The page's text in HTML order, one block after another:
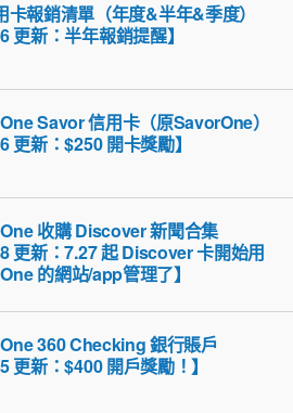
卡報銷清單（年度&半年&季度）
更新：半年報銷提醒】
Savor 信用卡（原SavorOne）
更新：$250 開卡獎勵】
收購 Discover 新聞合集
更新：7.27 起 Discover 卡開始用
的網站/app管理了】
360 Checking 銀行賬戶
更新：$400 開戶獎勵！】